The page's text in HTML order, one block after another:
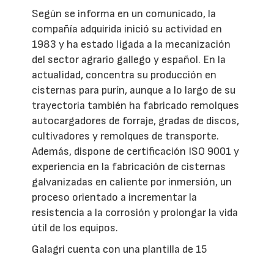
Según se informa en un comunicado, la
compañía adquirida inició su actividad en
1983 y ha estado ligada a la mecanización
del sector agrario gallego y español. En la
actualidad, concentra su producción en
cisternas para purín, aunque a lo largo de su
trayectoria también ha fabricado remolques
autocargadores de forraje, gradas de discos,
cultivadores y remolques de transporte.
Además, dispone de certificación ISO 9001 y
experiencia en la fabricación de cisternas
galvanizadas en caliente por inmersión, un
proceso orientado a incrementar la
resistencia a la corrosión y prolongar la vida
útil de los equipos.
Galagri cuenta con una plantilla de 15